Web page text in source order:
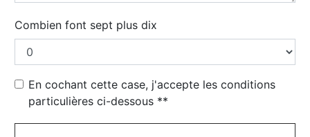
Combien font sept plus dix
En cochant cette case, j'accepte les conditions
particulières ci-dessous **